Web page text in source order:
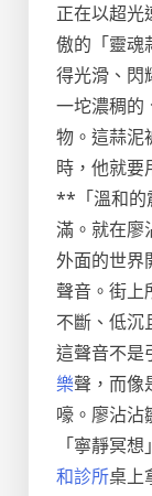
正在以超光
傲的「靈魂
得光滑、閃
一坨濃稠的
物。這蒜泥
時，他就要
**「溫和的
滿。就在廖
外面的世界
聲音。街上
不斷、低
這聲音不是
樂聲，而像
嚎。廖沾沾
「寧靜冥
和診所桌上